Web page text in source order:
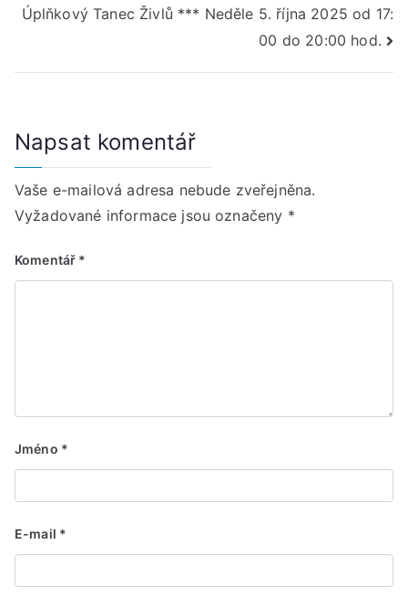
Úplňkový Tanec Živlů *** Neděle 5. října 2025 od 17:
00 do 20:00 hod.
Napsat komentář
Vaše e-mailová adresa nebude zveřejněna.
Vyžadované informace jsou označeny *
Komentář *
Jméno *
E-mail *